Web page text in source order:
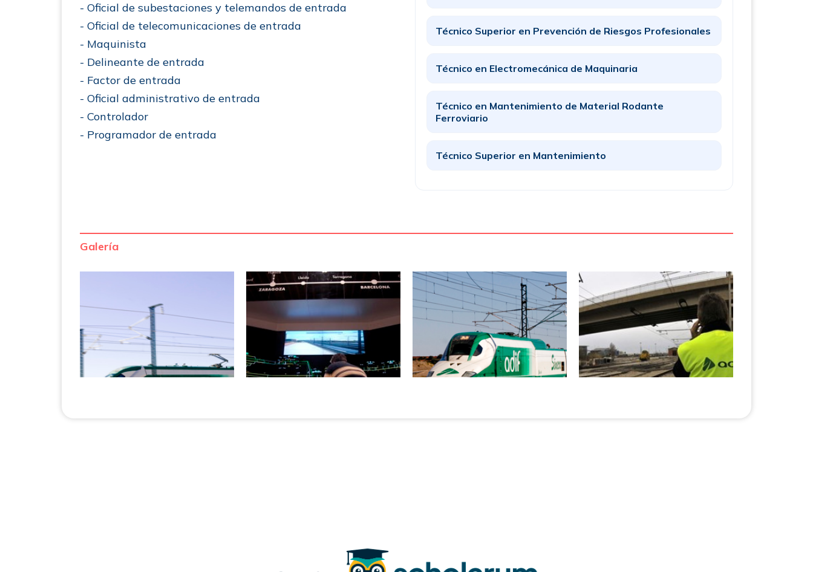
- Oficial de subestaciones y telemandos de entrada
- Oficial de telecomunicaciones de entrada
- Maquinista
- Delineante de entrada
- Factor de entrada
- Oficial administrativo de entrada
- Controlador
- Programador de entrada
Técnico Superior en Prevención de Riesgos Profesionales
Técnico en Electromecánica de Maquinaria
Técnico en Mantenimiento de Material Rodante
Ferroviario
Técnico Superior en Mantenimiento
Galería